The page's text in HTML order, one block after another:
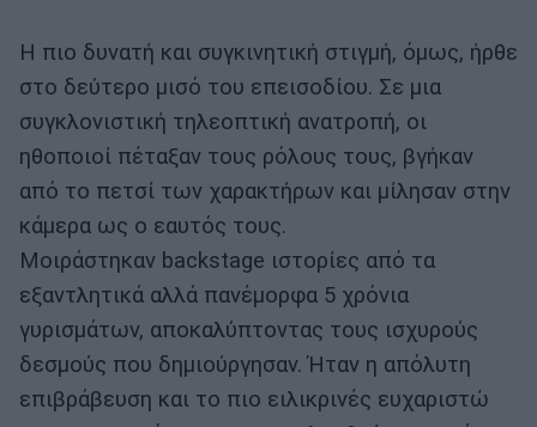
Η πιο δυνατή και συγκινητική στιγμή, όμως, ήρθε
στο δεύτερο μισό του επεισοδίου. Σε μια
συγκλονιστική τηλεοπτική ανατροπή, οι
ηθοποιοί πέταξαν τους ρόλους τους, βγήκαν
από το πετσί των χαρακτήρων και μίλησαν στην
κάμερα ως ο εαυτός τους.
Μοιράστηκαν backstage ιστορίες από τα
εξαντλητικά αλλά πανέμορφα 5 χρόνια
γυρισμάτων, αποκαλύπτοντας τους ισχυρούς
δεσμούς που δημιούργησαν. Ήταν η απόλυτη
επιβράβευση και το πιο ειλικρινές ευχαριστώ